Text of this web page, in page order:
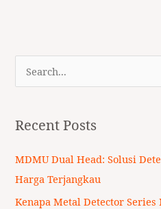
r
c
h
Recent Posts
MDMU Dual Head: Solusi
Harga Terjangkau
Kenapa Metal Detector